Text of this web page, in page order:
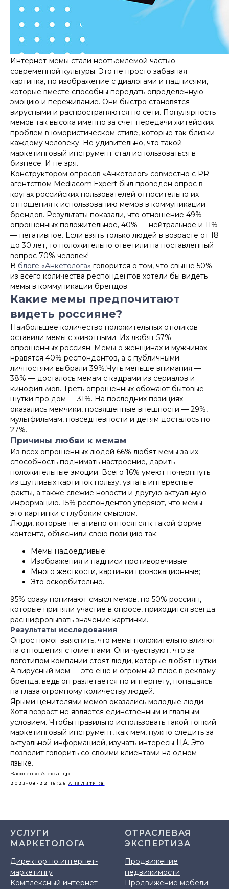
Интернет-мемы стали неотъемлемой частью
современной культуры. Это не просто забавная
картинка, но изображение с диалогами и надписями,
которые вместе способны передать определенную
эмоцию и переживание. Они быстро становятся
вирусными и распространяются по сети. Популярность
мемов так высока именно за счет передачи житейских
проблем в юмористическом стиле, которые так близки
каждому человеку. Не удивительно, что такой
маркетинговый инструмент стал использоваться в
бизнесе. И не зря.
Конструктором опросов «Анкетолог» совместно с PR-
агентством Mediacom.Expert был проведен опрос в
кругах российских пользователей относительно их
отношения к использованию мемов в коммуникации
брендов. Результаты показали, что отношение 49%
опрошенных положительное, 40% — нейтральное и 11%
— негативное. Если взять только людей в возрасте от 18
до 30 лет, то положительно ответили на поставленный
вопрос 70% человек!
В блоге «Анкетолога» говорится о том, что свыше 50%
из всего количества респондентов хотели бы видеть
мемы в коммуникации брендов.
Какие мемы предпочитают
видеть россияне?
Наибольшее количество положительных откликов
оставили мемы с животными. Их любят 57%
опрошенных россиян. Мемы о женщинах и мужчинах
нравятся 40% респондентов, а с публичными
личностями выбрали 39%.Чуть меньше внимания —
38% — досталось мемам с кадрами из сериалов и
кинофильмов. Треть опрошенных обожают бытовые
шутки про дом — 31%. На последних позициях
оказались мемчики, посвященные внешности — 29%,
мультфильмам, повседневности и детям досталось по
27%.
Причины любви к мемам
Из всех опрошенных людей 66% любят мемы за их
способность поднимать настроение, дарить
положительные эмоции. Всего 16% умеют почерпнуть
из шутливых картинок пользу, узнать интересные
факты, а также свежие новости и другую актуальную
информацию. 15% респондентов уверяют, что мемы —
это картинки с глубоким смыслом.
Люди, которые негативно относятся к такой форме
контента, объяснили свою позицию так:
Мемы надоедливые;
Изображения и надписи противоречивые;
Много жесткости, картинки провокационные;
Это оскорбительно.
95% сразу понимают смысл мемов, но 50% россиян,
которые приняли участие в опросе, приходится всегда
расшифровывать значение картинки.
Результаты исследования
Опрос помог выяснить, что мемы положительно влияют
на отношения с клиентами. Они чувствуют, что за
логотипом компании стоят люди, которые любят шутки.
А вирусный мем — это еще и огромный плюс в рекламу
бренда, ведь он разлетается по интернету, попадаясь
на глаза огромному количеству людей.
Ярыми ценителями мемов оказались молодые люди.
Хотя возраст не является единственным и главным
условием. Чтобы правильно использовать такой тонкий
маркетинговый инструмент, как мем, нужно следить за
актуальной информацией, изучать интересы ЦА. Это
позволит говорить со своими клиентами на одном
языке.
Василенко Александр
2023-08-22 15:25 Аналитика
УСЛУГИ
МАРКЕТОЛОГА
Директор по интернет-
маркетингу
Комплексный интернет-
ОТРАСЛЕВАЯ
ЭКСПЕРТИЗА
Продвижение
недвижимости
Продвижение мебели